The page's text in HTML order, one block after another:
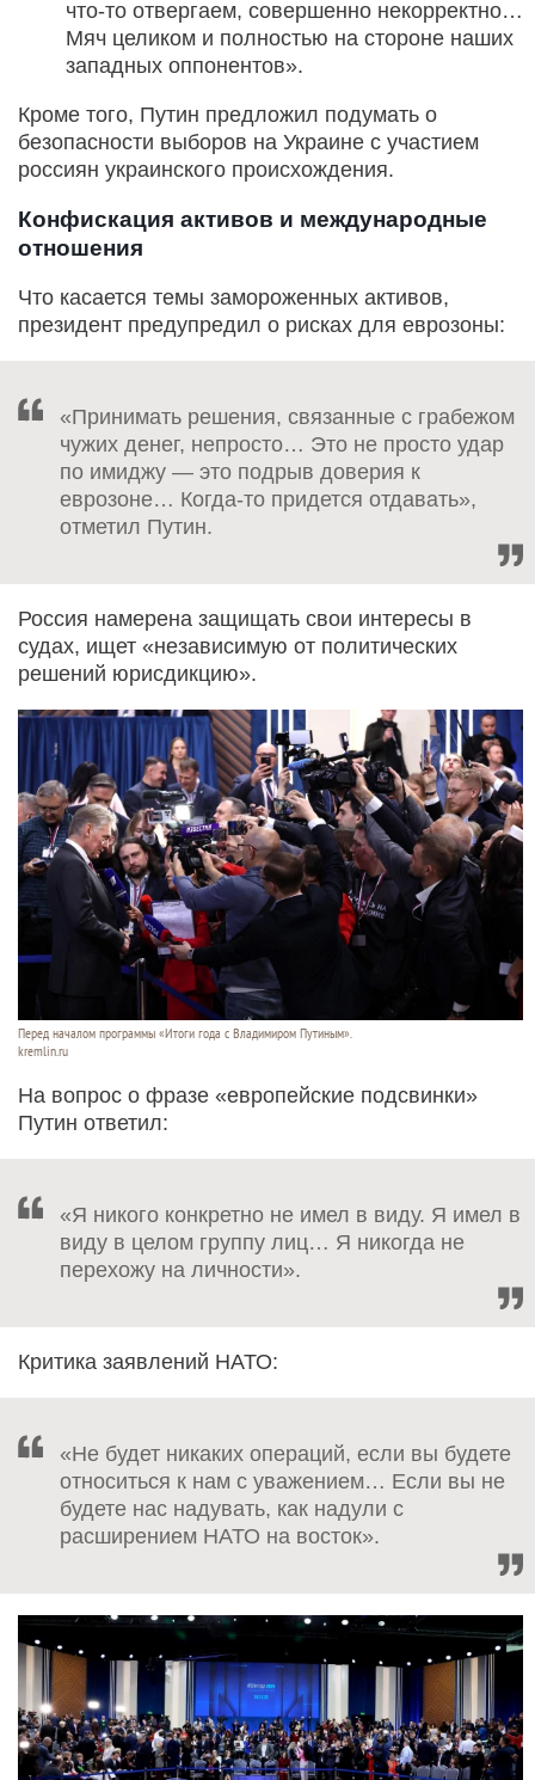
что‑то отвергаем, совершенно некорректно…
Мяч целиком и полностью на стороне наших
западных оппонентов».
Кроме того, Путин предложил подумать о
безопасности выборов на Украине с участием
россиян украинского происхождения.
Конфискация активов и международные
отношения
Что касается темы замороженных активов,
президент предупредил о рисках для еврозоны:
«Принимать решения, связанные с грабежом
чужих денег, непросто… Это не просто удар
по имиджу — это подрыв доверия к
еврозоне… Когда‑то придется отдавать»,
отметил Путин.
Россия намерена защищать свои интересы в
судах, ищет «независимую от политических
решений юрисдикцию».
Перед началом программы «Итоги года с Владимиром Путиным».
kremlin.ru
На вопрос о фразе «европейские подсвинки»
Путин ответил:
«Я никого конкретно не имел в виду. Я имел в
виду в целом группу лиц… Я никогда не
перехожу на личности».
Критика заявлений НАТО:
«Не будет никаких операций, если вы будете
относиться к нам с уважением… Если вы не
будете нас надувать, как надули с
расширением НАТО на восток».